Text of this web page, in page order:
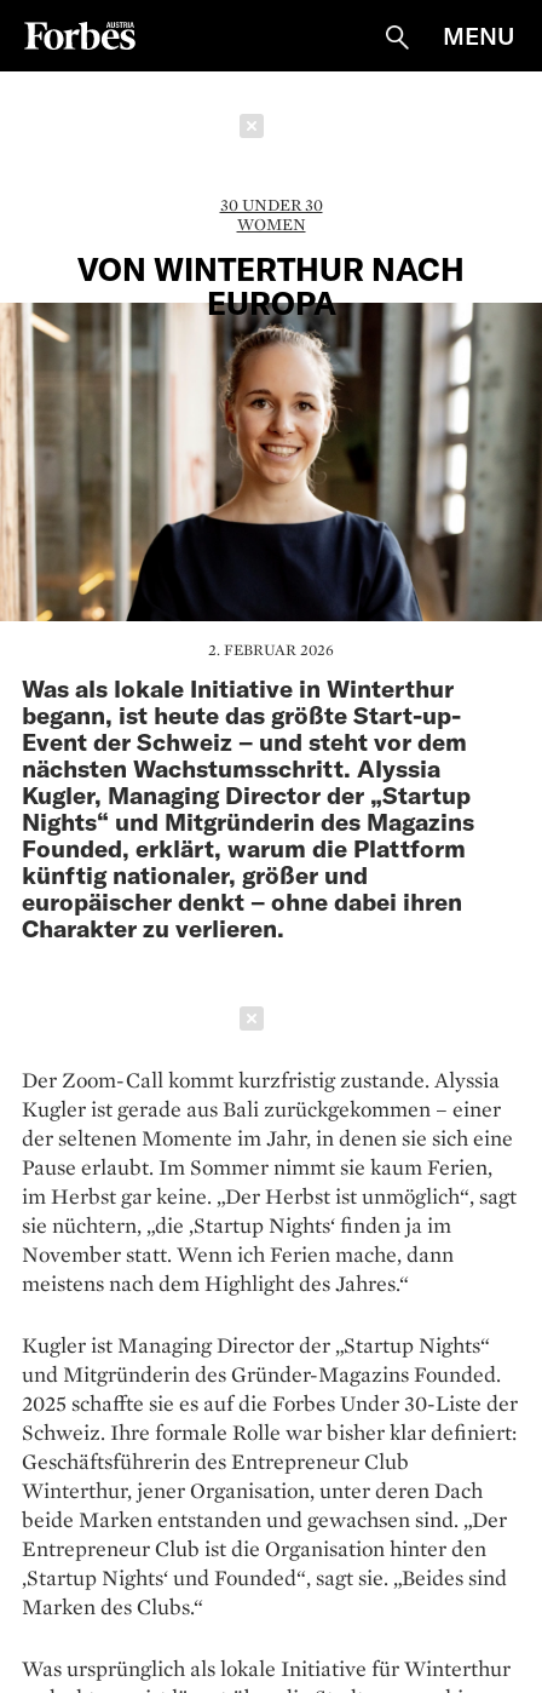
Suche
MENU
30 UNDER 30
WOMEN
VON WINTERTHUR NACH
EUROPA
2. FEBRUAR 2026
Was als lokale Initiative in Winterthur
begann, ist heute das größte Start-up-
Event der Schweiz – und steht vor dem
nächsten Wachstumsschritt. Alyssia
Kugler, Managing Director der „Startup
Nights“ und Mitgründerin des Magazins
Founded, erklärt, warum die Plattform
künftig nationaler, größer und
europäischer denkt – ohne dabei ihren
Charakter zu verlieren.
Der Zoom-Call kommt kurzfristig zustande. Alyssia
Kugler ist gerade aus Bali zurückgekommen – einer
der seltenen Momente im Jahr, in denen sie sich eine
Pause erlaubt. Im Sommer nimmt sie kaum Ferien,
im Herbst gar keine. „Der Herbst ist unmöglich“, sagt
sie nüchtern, „die ‚Startup Nights‘ finden ja im
November statt. Wenn ich Ferien mache, dann
meistens nach dem Highlight des Jahres.“
Kugler ist Managing Director der „Startup Nights“
und Mitgründerin des Gründer-Magazins Founded.
2025 schaffte sie es auf die Forbes Under 30-Liste der
Schweiz. Ihre formale Rolle war bisher klar definiert:
Geschäftsführerin des Entrepreneur Club
Winterthur, jener Organisation, unter deren Dach
beide Marken entstanden und gewachsen sind. „Der
Entrepreneur Club ist die Organisation hinter den
‚Startup Nights‘ und Founded“, sagt sie. „Beides sind
Marken des Clubs.“
Was ursprünglich als lokale Initiative für Winterthur